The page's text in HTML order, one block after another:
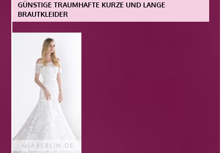
GÜNSTIGE TRAUMHAFTE KURZE UND LANGE
BRAUTKLEIDER